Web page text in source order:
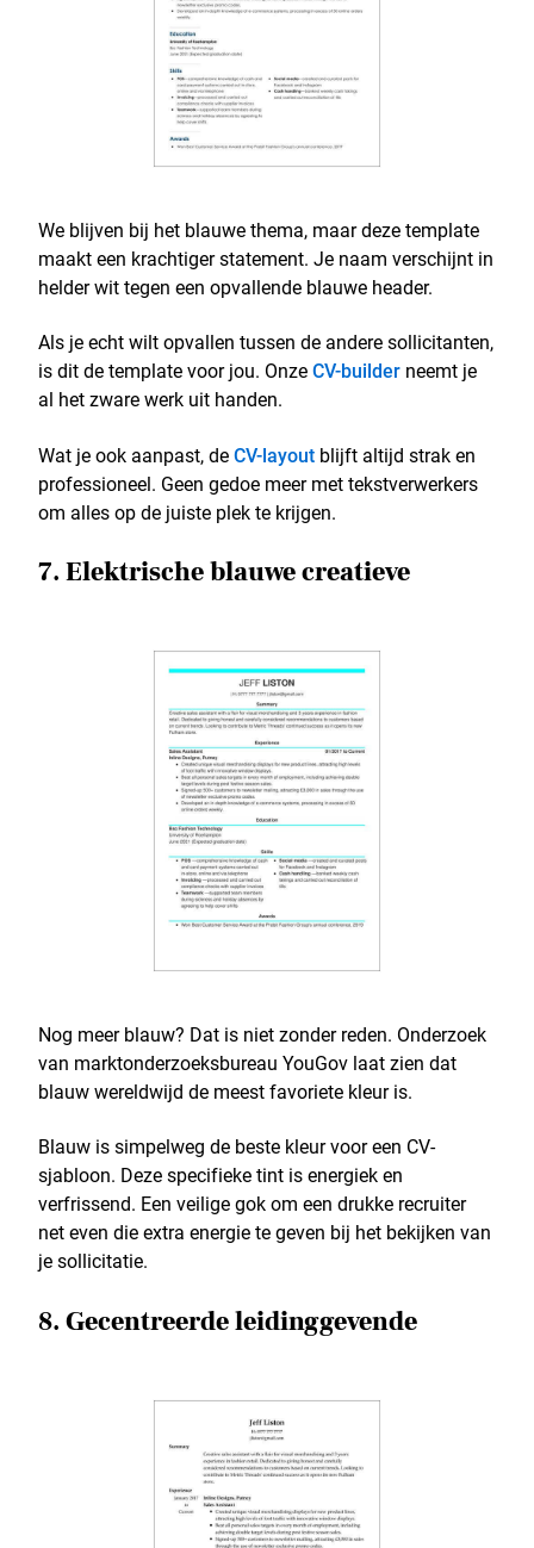
We blijven bij het blauwe thema, maar deze template
maakt een krachtiger statement. Je naam verschijnt in
helder wit tegen een opvallende blauwe header.
Als je echt wilt opvallen tussen de andere sollicitanten,
is dit de template voor jou. OnzeCV-builder neemt je
al het zware werk uit handen.
Wat je ook aanpast, deCV-layout blijft altijd strak en
professioneel. Geen gedoe meer met tekstverwerkers
om alles op de juiste plek te krijgen.
7. Elektrische blauwe creatieve
Nog meer blauw? Dat is niet zonder reden. Onderzoek
van marktonderzoeksbureau YouGov laat zien dat
blauw wereldwijd de meest favoriete kleur is.
Blauw is simpelweg de beste kleur voor een CV-
sjabloon. Deze specifieke tint is energiek en
verfrissend. Een veilige gok om een drukke recruiter
net even die extra energie te geven bij het bekijken van
je sollicitatie.
8. Gecentreerde leidinggevende